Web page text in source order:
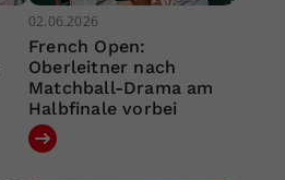
02.06.2026
French Open:
Oberleitner nach
Matchball-Drama am
Halbfinale vorbei